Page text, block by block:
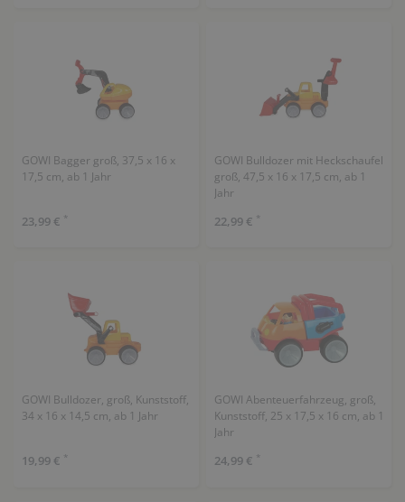
GOWI Bagger groß, 37,5 x 16 x
17,5 cm, ab 1 Jahr
23,99 € *
GOWI Bulldozer mit Heckschaufel
groß, 47,5 x 16 x 17,5 cm, ab 1
Jahr
22,99 € *
GOWI Bulldozer, groß, Kunststoff,
34 x 16 x 14,5 cm, ab 1 Jahr
19,99 € *
GOWI Abenteuerfahrzeug, groß,
Kunststoff, 25 x 17,5 x 16 cm, ab 1
Jahr
24,99 € *